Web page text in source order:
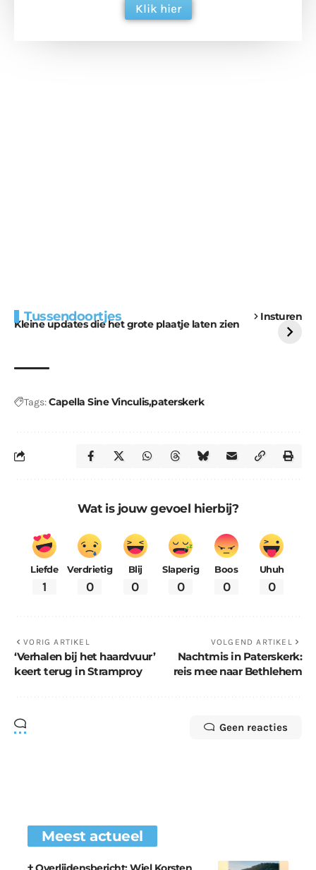
Klik hier
Tussendoortjes Insturen
Kleine updates die het grote plaatje laten zien
voor kabouters
uitdaging
Tags:Capella Sine Vinculispaterskerk
Wat is jouw gevoel hierbij?
Liefde
1
Verdrietig
0
Blij
0
Slaperig
0
Boos
0
Uhuh
0
VORIG ARTIKEL
‘Verhalen bij het haardvuur’
keert terug in Stramproy
VOLGEND ARTIKEL
Nachtmis in Paterskerk:
reis mee naar Bethlehem
Geen reacties
Meest actueel